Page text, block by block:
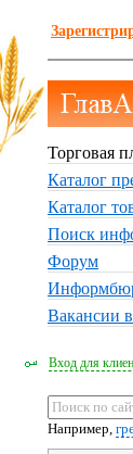
Торговая
Каталог
Каталог
Поиск
Форум
Вакансии
Вход для
Например,